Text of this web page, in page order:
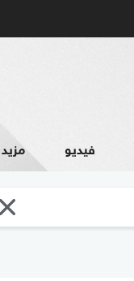
فيديو مزيد